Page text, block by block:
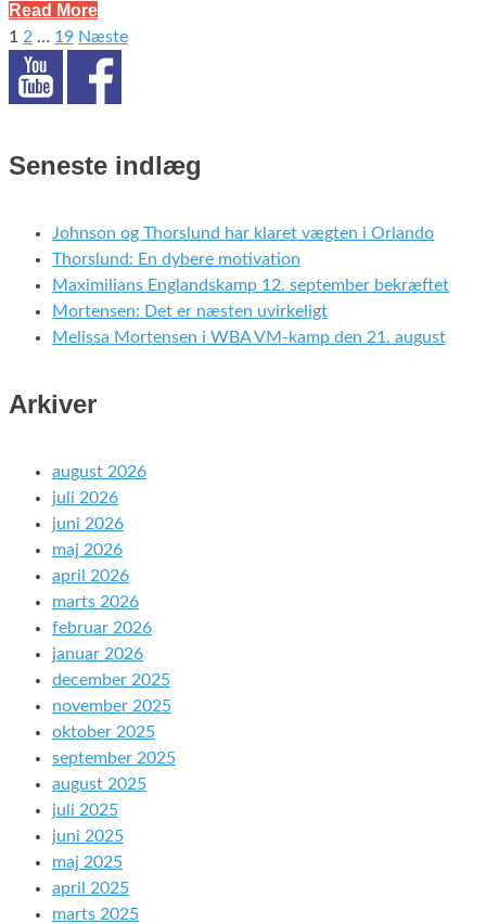
Read More
Indlægsinddeling
1 2 … 19 Næste
Seneste indlæg
Johnson og Thorslund har klaret vægten i Orlando
Thorslund: En dybere motivation
Maximilians Englandskamp 12. september bekræftet
Mortensen: Det er næsten uvirkeligt
Melissa Mortensen i WBA VM-kamp den 21. august
Arkiver
august 2026
juli 2026
juni 2026
maj 2026
april 2026
marts 2026
februar 2026
januar 2026
december 2025
november 2025
oktober 2025
september 2025
august 2025
juli 2025
juni 2025
maj 2025
april 2025
marts 2025